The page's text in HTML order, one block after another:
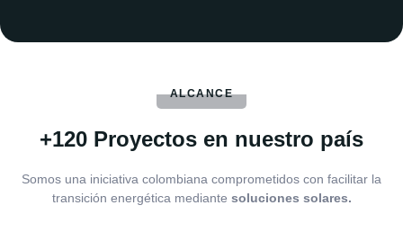
ALCANCE
+120 Proyectos en nuestro país
Somos una iniciativa colombiana comprometidos con facilitar la
transición energética mediante soluciones solares.